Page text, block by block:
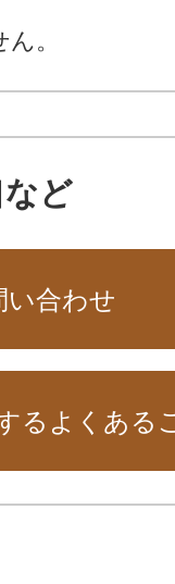
。
ど
い合わせ
るよくある